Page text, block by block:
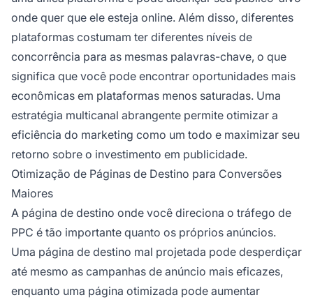
onde quer que ele esteja online. Além disso, diferentes
plataformas costumam ter diferentes níveis de
concorrência para as mesmas palavras-chave, o que
significa que você pode encontrar oportunidades mais
econômicas em plataformas menos saturadas. Uma
estratégia multicanal abrangente permite otimizar a
eficiência do marketing como um todo e maximizar seu
retorno sobre o investimento em publicidade.
Otimização de Páginas de Destino para Conversões
Maiores
A página de destino onde você direciona o tráfego de
PPC é tão importante quanto os próprios anúncios.
Uma página de destino mal projetada pode desperdiçar
até mesmo as campanhas de anúncio mais eficazes,
enquanto uma página otimizada pode aumentar